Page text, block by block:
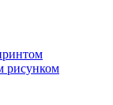
рисунком